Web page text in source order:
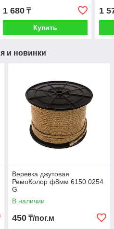
1 680₸
Купить
1
и новинки
Веревка джутовая
РемоКолор ф8мм 6150 0254
G
В наличии
450 ₸/пог.м